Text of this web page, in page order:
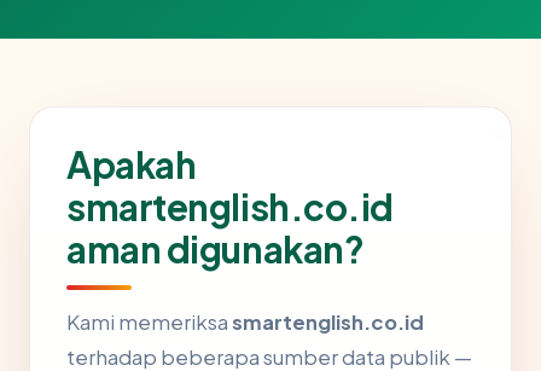
Apakah
smartenglish.co.id
aman digunakan?
Kami memeriksasmartenglish.co.id
terhadap beberapa sumber data publik —